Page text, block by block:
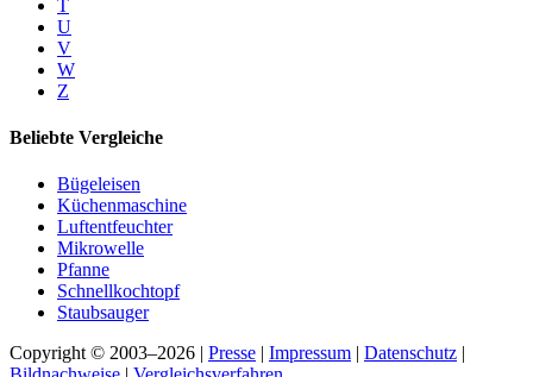
T
U
V
W
Z
Beliebte Vergleiche
Bügeleisen
Küchenmaschine
Luftentfeuchter
Mikrowelle
Pfanne
Schnellkochtopf
Staubsauger
Copyright © 2003–2026 | Presse | Impressum | Datenschutz |